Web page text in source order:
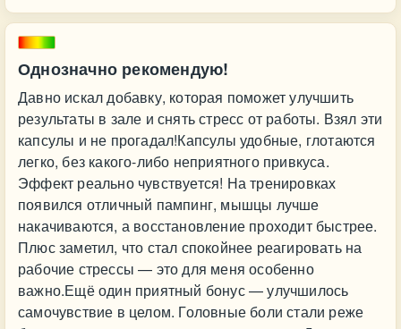
Однозначно рекомендую!
Давно искал добавку, которая поможет улучшить
результаты в зале и снять стресс от работы. Взял эти
капсулы и не прогадал!Капсулы удобные, глотаются
легко, без какого-либо неприятного привкуса.
Эффект реально чувствуется! На тренировках
появился отличный пампинг, мышцы лучше
накачиваются, а восстановление проходит быстрее.
Плюс заметил, что стал спокойнее реагировать на
рабочие стрессы — это для меня особенно
важно.Ещё один приятный бонус — улучшилось
самочувствие в целом. Головные боли стали реже